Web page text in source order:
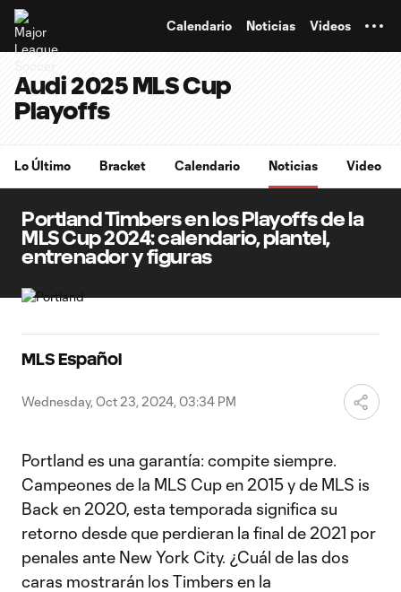
Calendario Noticias Videos
Audi 2025 MLS Cup
Playoffs
Lo Último Bracket Calendario Noticias Video
Portland Timbers en los Playoffs de la
MLS Cup 2024: calendario, plantel,
entrenador y figuras
MLS Español
Wednesday, Oct 23, 2024, 03:34 PM
Portland es una garantía: compite siempre.
Campeones de la MLS Cup en 2015 y de MLS is
Back en 2020, esta temporada significa su
retorno desde que perdieran la final de 2021 por
penales ante New York City. ¿Cuál de las dos
caras mostrarán los Timbers en la